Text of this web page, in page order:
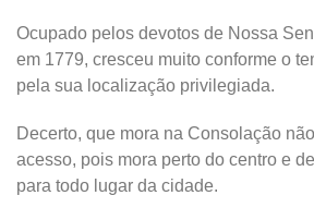
Ocupado pelos devotos de Nossa
em 1779, cresceu muito conforme o
pela sua localização privilegiada.
Decerto, que mora na Consolação
acesso, pois mora perto do centro e
para todo lugar da cidade.